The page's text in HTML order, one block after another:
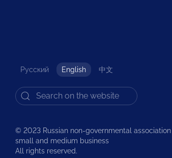
Русский English 中文
© 2023 Russian non-governmental
small and medium business
All rights reserved.